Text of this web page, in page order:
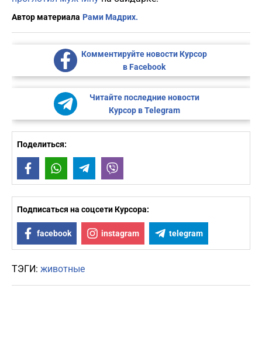
Автор материала Рами Мадрих.
Комментируйте новости Курсор
в Facebook
Читайте последние новости
Курсор в Telegram
Поделиться:
FacebookWhatsAppTelegram
Подписаться на соцсети Курсора:
facebook instagram telegram
ТЭГИ: животные